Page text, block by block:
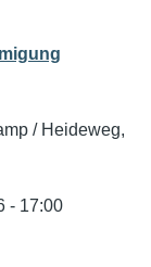
/ Heideweg,
- 17:00